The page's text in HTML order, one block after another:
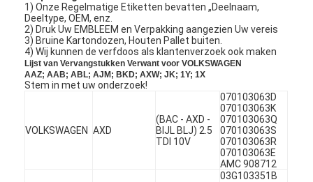
Producten
Video's
Over ons
Kwaliteitscontrole
1) Onze Regelmatige Etiketten bevatten „Deelnaam,
Deeltype, OEM, enz.
2) Druk Uw EMBLEEM en Verpakking aangezien Uw vereis
3) Bruine Kartondozen, Houten Pallet buiten.
4) Wij kunnen de verfdoos als klantenverzoek ook maken
Lijst van Vervangstukken Verwant voor VOLKSWAGEN
AAZ; AAB; ABL; AJM; BKD; AXW; JK; 1Y; 1X
Stem in met uw onderzoek!
VOLKSWAGEN AXD
(BAC - AXD -
BIJL BLJ) 2.5
TDI 10V
070103063D
070103063K
070103063Q
070103063S
070103063R
070103063E
AMC 908712
03G103351B